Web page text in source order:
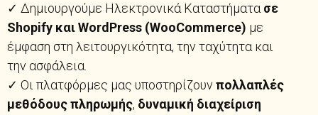
✓ Δημιουργούμε Ηλεκτρονικά Καταστήματασε
Shopify και WordPress (WooCommerce) με
έμφαση στη λειτουργικότητα, την ταχύτητα και
την ασφάλεια.
✓ Οι πλατφόρμες μας υποστηρίζουνπολλαπλές
μεθόδους πληρωμής, δυναμική διαχείριση